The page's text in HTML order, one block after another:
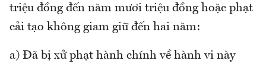
triệu đồng đến năm mươi triệu đồng hoặc phạt
cải tạo không giam giữ đến hai năm:
a) Đã bị xử phạt hành chính về hành vi này